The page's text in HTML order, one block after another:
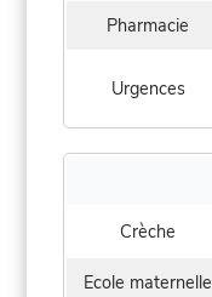
Pharmacie
Urgences
Crèche
Ecole maternelle